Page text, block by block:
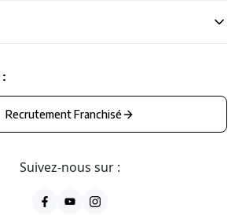
Recrutement Franchisé
Suivez-nous sur :